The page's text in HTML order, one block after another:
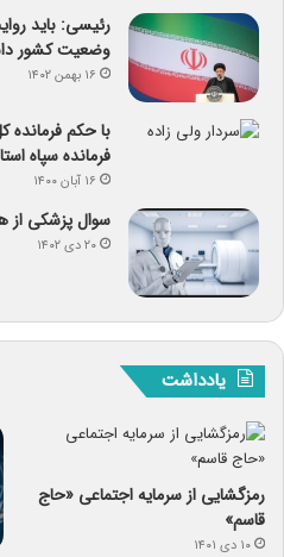
رئیسی: باید
وضعیت کشور
۱۶ بهمن ۱۴۰۲
با حکم فرمانده
فرمانده سپاه
۱۶ آبان ۱۴۰۰
سوال پزشکی از
۲۰ دی ۱۴۰۲
یادداشت
رمزگشایی از سرمایه‌ اجتماعی «حاج
قاسم»
۱۰ دی ۱۴۰۱